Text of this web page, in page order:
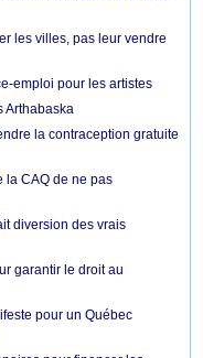
les villes, pas leur vendre
emploi pour les artistes
Arthabaska
la contraception gratuite
la CAQ de ne pas
diversion des vrais
garantir le droit au
pour un Québec